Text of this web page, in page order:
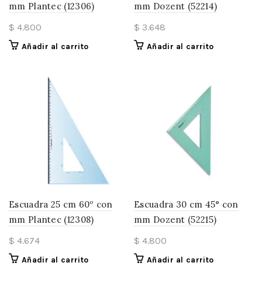
mm Plantec (12306)
$ 4.800
Añadir al carrito
mm Dozent (52214)
$ 3.648
Añadir al carrito
Escuadra 25 cm 60º con
mm Plantec (12308)
$ 4.674
Añadir al carrito
Escuadra 30 cm 45° con
mm Dozent (52215)
$ 4.800
Añadir al carrito